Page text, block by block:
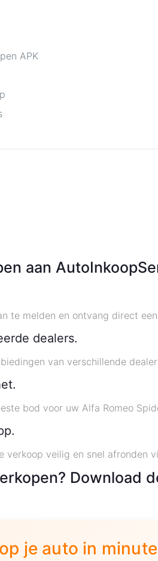
APK
aan
te melden en ontvang direct
dealers.
van verschillende
bod voor uw Alfa Romeo
verkoop veilig en snel afronden
Download
je auto in